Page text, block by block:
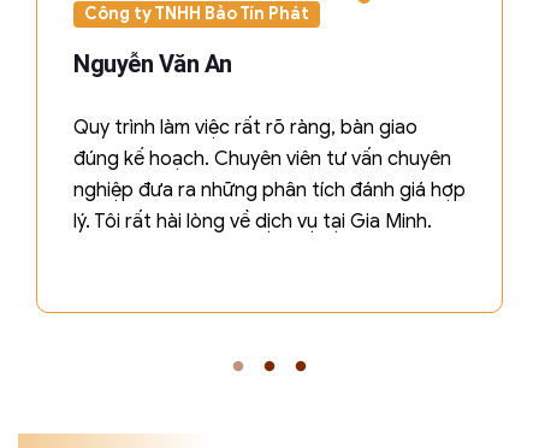
Công ty TNHH Bảo Tín Phát
Nguyễn Văn An
Quy trình làm việc rất rõ ràng, bàn giao
đúng kế hoạch. Chuyên viên tư vấn chuyên
nghiệp đưa ra những phân tích đánh giá hợp
lý. Tôi rất hài lòng về dịch vụ tại Gia Minh.